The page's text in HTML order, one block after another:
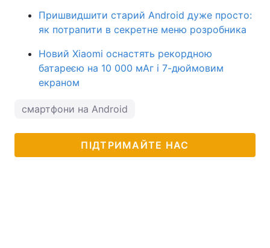
Пришвидшити старий Android дуже просто:
як потрапити в секретне меню розробника
Новий Xiaomi оснастять рекордною
батареєю на 10 000 мАг і 7-дюймовим
екраном
смартфони на Android
ПІДТРИМАЙТЕ НАС